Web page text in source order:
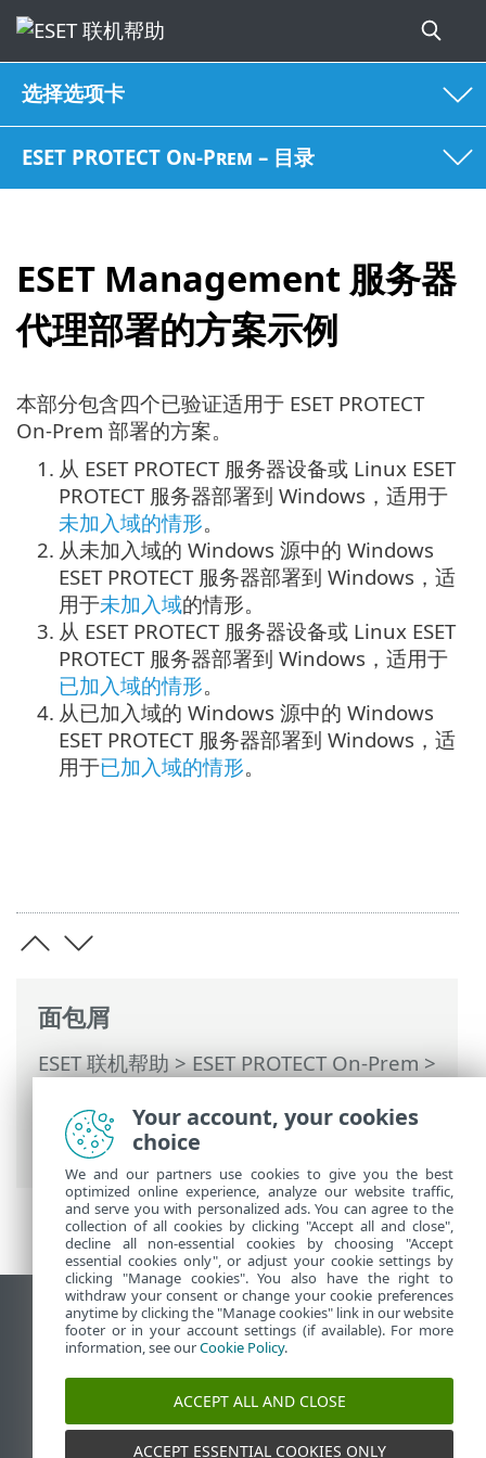
选择选项卡
ESET PROTECT On-Prem – 目录
ESET Management 服务器
代理部署的方案示例
面包屑
ESET 联机帮助>ESET PROTECT On-Prem>
部署> ESET Management 服务器代理部署
的方案示例
本部分包含四个已验证适用于 ESET PROTECT
On-Prem 部署的方案。
1. 从 ESET PROTECT 服务器设备或 Linux ESET
PROTECT 服务器部署到 Windows，适用于
未加入域的情形。
2. 从未加入域的 Windows 源中的 Windows
ESET PROTECT 服务器部署到 Windows，适
用于未加入域的情形。
3. 从 ESET PROTECT 服务器设备或 Linux ESET
PROTECT 服务器部署到 Windows，适用于
已加入域的情形。
4. 从已加入域的 Windows 源中的 Windows
ESET PROTECT 服务器部署到 Windows，适
用于已加入域的情形。
查看桌面站点
End of Life
ESET 知识库
ESET Status Portal
Your account, your cookies
choice
We and our partners use cookies to give you the best
optimized online experience, analyze our website traffic,
and serve you with personalized ads. You can agree to the
collection of all cookies by clicking "Accept all and close",
decline all non-essential cookies by choosing "Accept
essential cookies only", or adjust your cookie settings by
clicking "Manage cookies". You also have the right to
withdraw your consent or change your cookie preferences
anytime by clicking the "Manage cookies" link in our website
footer or in your account settings (if available). For more
information, see ourCookie Policy.
ACCEPT ALL AND CLOSE
ACCEPT ESSENTIAL COOKIES ONLY